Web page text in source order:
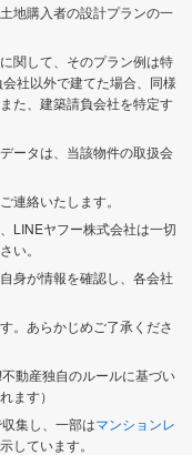
地購入者の設計プランの一
関して、そのプラン例は特
社以外で建てた場合、同様
た、建築請負会社を特定す
ータは、当該物件の取扱会
連絡いたします。
LINEヤフー株式会社は一切
い。
身が情報を確認し、各会社
。あらかじめご了承くださ
動産独自のルールに基づい
ます）
集し、一部はマンションレ
しています。